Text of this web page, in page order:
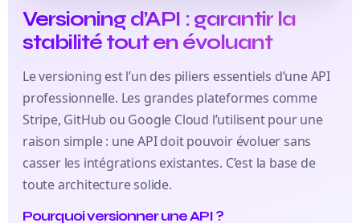
Versioning d’API : garantir la
stabilité tout en évoluant
Le versioning est l’un des piliers essentiels d’une API
professionnelle. Les grandes plateformes comme
Stripe, GitHub ou Google Cloud l’utilisent pour une
raison simple : une API doit pouvoir évoluer sans
casser les intégrations existantes. C’est la base de
toute architecture solide.
Pourquoi versionner une API ?